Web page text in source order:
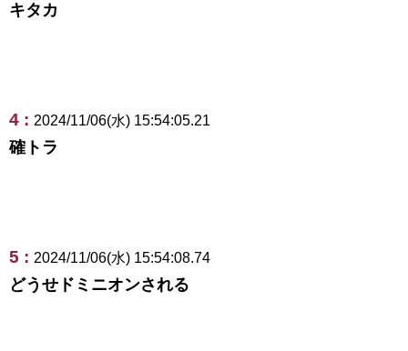
キタカ
4 : 2024/11/06(水) 15:54:05.21
確トラ
5 : 2024/11/06(水) 15:54:08.74
どうせドミニオンされる